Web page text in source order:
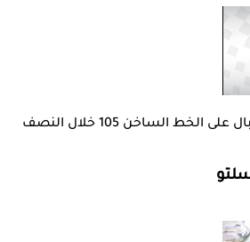
الصحة: ارتفاع الإقبال على الخط الساخن 105 خلال النصف